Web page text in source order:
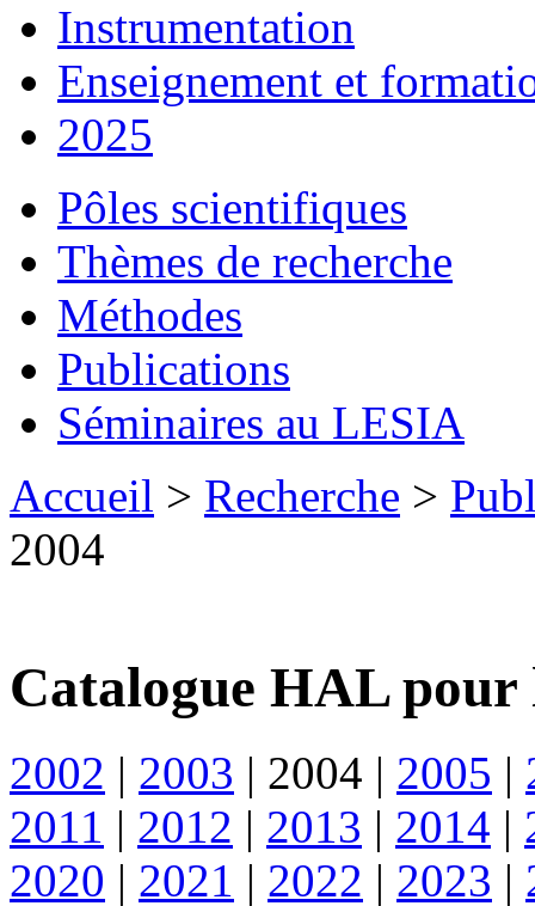
Instrumentation
Enseignement et
2025
Pôles scientifiques
Thèmes de recherche
Méthodes
Publications
Séminaires au LESIA
Accueil > Recherche >
2004
Catalogue HAL pour
2002 | 2003 | 2004 | 2005 |
2011 | 2012 | 2013 | 2014 |
2020 | 2021 | 2022 | 2023 |